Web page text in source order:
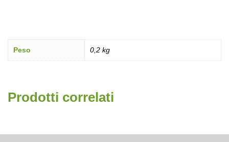
Peso 0,2 kg
Prodotti correlati